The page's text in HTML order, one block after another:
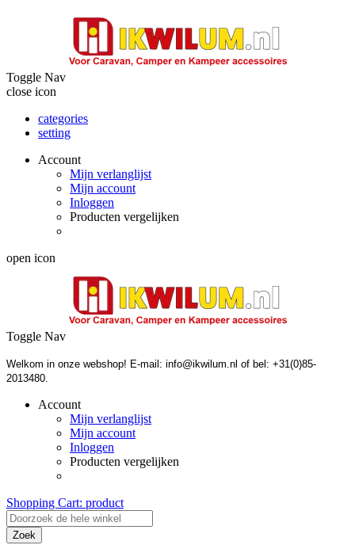
Toggle Nav
close icon
categories
setting
Account
Mijn verlanglijst
Mijn account
Inloggen
Producten vergelijken
open icon
Toggle Nav
Welkom in onze webshop! E-mail: info@ikwilum.nl of bel: +31(0)85-
2013480.
Account
Mijn verlanglijst
Mijn account
Inloggen
Producten vergelijken
Shopping Cart: product
Zoek